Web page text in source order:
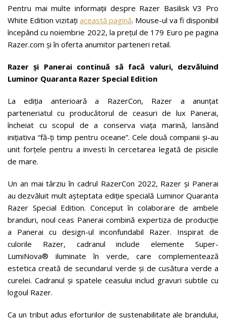
Pentru mai multe informații despre Razer Basilisk V3 Pro
White Edition vizitați această pagină. Mouse-ul va fi disponibil
începând cu noiembrie 2022, la prețul de 179 Euro pe pagina
Razer.com și în oferta anumitor parteneri retail.
Razer și Panerai continuă să facă valuri, dezvăluind
Luminor Quaranta Razer Special Edition
La ediția anterioară a RazerCon, Razer a anunțat
parteneriatul cu producătorul de ceasuri de lux Panerai,
încheiat cu scopul de a conserva viața marină, lansând
inițiativa “fă-ți timp pentru oceane”. Cele două companii și-au
unit forțele pentru a investi în cercetarea legată de pisicile
de mare.
Un an mai târziu în cadrul RazerCon 2022, Razer și Panerai
au dezvăluit mult așteptata ediție specială Luminor Quaranta
Razer Special Edition. Conceput în colaborare de ambele
branduri, noul ceas Panerai combină expertiza de producție
a Panerai cu design-ul inconfundabil Razer. Inspirat de
culorile Razer, cadranul include elemente Super-
LumiNova® iluminate în verde, care complementează
estetica creată de secundarul verde și de cusătura verde a
curelei. Cadranul și spatele ceasului includ gravuri subtile cu
logoul Razer.
Ca un tribut adus eforturilor de sustenabilitate ale brandului,